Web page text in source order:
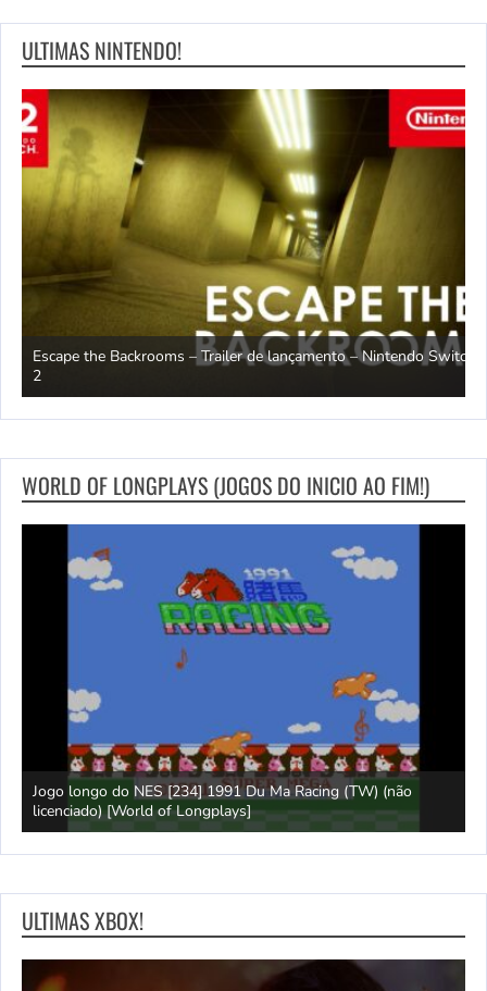
ULTIMAS NINTENDO!
Escape the Backrooms – Trailer de lançamento – Nintendo Switch
2
WORLD OF LONGPLAYS (JOGOS DO INICIO AO FIM!)
Jogo longo do NES [234] 1991 Du Ma Racing (TW) (não
licenciado) [World of Longplays]
ULTIMAS XBOX!